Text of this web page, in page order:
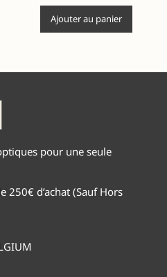
Ajouter au panier
pour une seule
250€ d’achat (Sauf Hors